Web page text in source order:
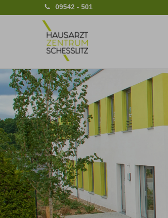
09542 - 501
Previous